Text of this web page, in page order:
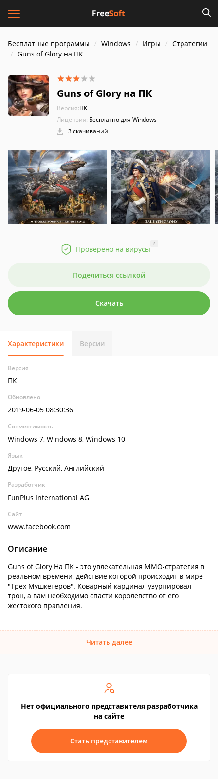
Бесплатные программы Windows Игры
Стратегии
Guns of Glory на ПК
Guns of Glory на ПК
Версия:ПК
Лицензия: Бесплатно для Windows
3 скачиваний
Проверено на вирусы
?
Поделиться ссылкой
Скачать
Характеристики Версии
Версия
ПК
Обновлено
2019-06-05 08:30:36
Совместимость
Windows 7, Windows 8, Windows 10
Язык
Другое, Русский, Английский
Разработчик
FunPlus International AG
Сайт
www.facebook.com
Описание
Guns of Glory На ПК - это увлекательная MMO-стратегия в
реальном времени, действие которой происходит в мире
"Трёх Мушкетёров". Коварный кардинал узурпировал
трон, а вам необходимо спасти королевство от его
жестокого правления.
Читать далее
Нет официального представителя разработчика
на сайте
Стать представителем